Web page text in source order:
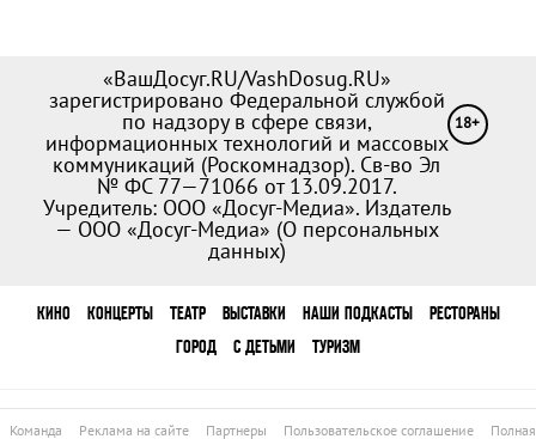
«ВашДосуг.RU/VashDosug.RU»
зарегистрировано Федеральной службой
по надзору в сфере связи,
информационных технологий и массовых
коммуникаций (Роскомнадзор). Св-во Эл
№ ФС 77—71066 от 13.09.2017.
Учредитель: ООО «Досуг-Медиа». Издатель
— ООО «Досуг-Медиа» (О персональных
данных)
18+
КИНО КОНЦЕРТЫ ТЕАТР ВЫСТАВКИ НАШИ ПОДКАСТЫ
РЕСТОРАНЫ
ГОРОД
С ДЕТЬМИ ТУРИЗМ
Команда Реклама на сайте Партнеры Пользовательское соглашение
Полная